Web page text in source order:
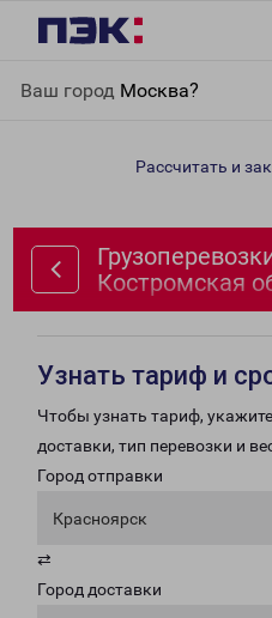
Ваш город Москва?
Костромская область
Рассчитать и
Костромская
Узнать тариф и
Чтобы узнать тариф,
доставки, тип перевозки и
Город отправки
Красноярск
⇄
Город доставки